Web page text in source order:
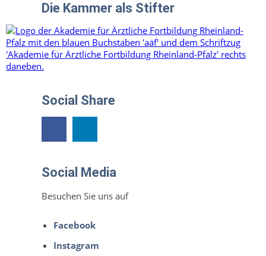
Die Kammer als Stifter
Social Share
Social Media
Besuchen Sie uns auf
Facebook
Instagram